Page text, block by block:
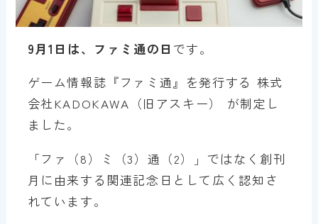
9月1日は、ファミ通の日 です。
ゲーム情報誌『ファミ通』を発行する 株式
会社KADOKAWA（旧アスキー） が制定し
ました。
「ファ（8）ミ（3）通（2）」ではなく創刊
月に由来する関連記念日として広く認知さ
れています。